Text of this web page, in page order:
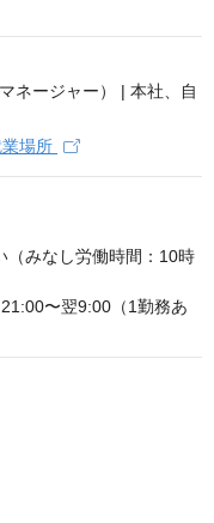
場所
みなし労働時間：10時
〜翌9:00（1勤務あ